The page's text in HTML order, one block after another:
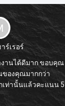
ก ขอบคุณ
กว่า
คะแนน 5